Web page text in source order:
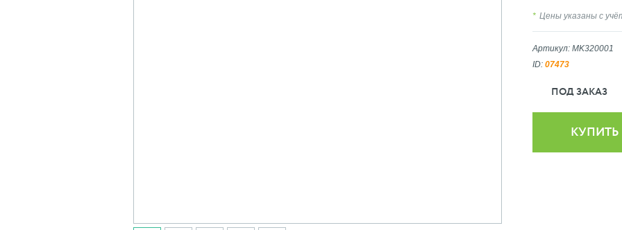
Цены указаны с
Артикул: MK320001
ID: 07473
ПОД ЗАКАЗ
КУПИТЬ